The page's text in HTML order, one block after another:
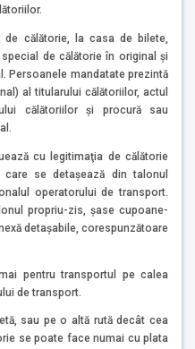
de călătorie, la casa de bilete,
de călătorie în original și
Persoanele mandatate prezintă
al titularului călătoriilor, actul
călătoriilor și procură sau
cu legitimaţia de călătorie
se detaşează din talonul
operatorului de transport.
propriu-zis, şase cupoane-
detaşabile, corespunzătoare
pentru transportul pe calea
de transport.
sau pe o altă rută decât cea
se poate face numai cu plata